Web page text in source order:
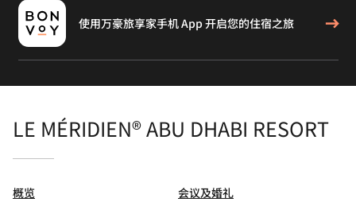
使用万豪旅享家手机 App 开启您的住宿之旅
LE MÉRIDIEN® ABU DHABI RESORT
概览
会议及婚礼